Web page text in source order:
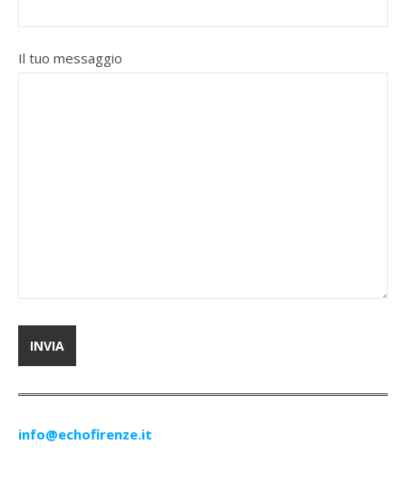
Il tuo messaggio
info@echofirenze.it